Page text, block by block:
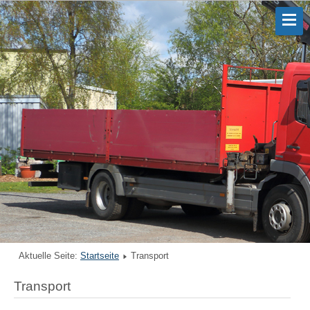
Aktuelle Seite: Startseite Transport
Transport